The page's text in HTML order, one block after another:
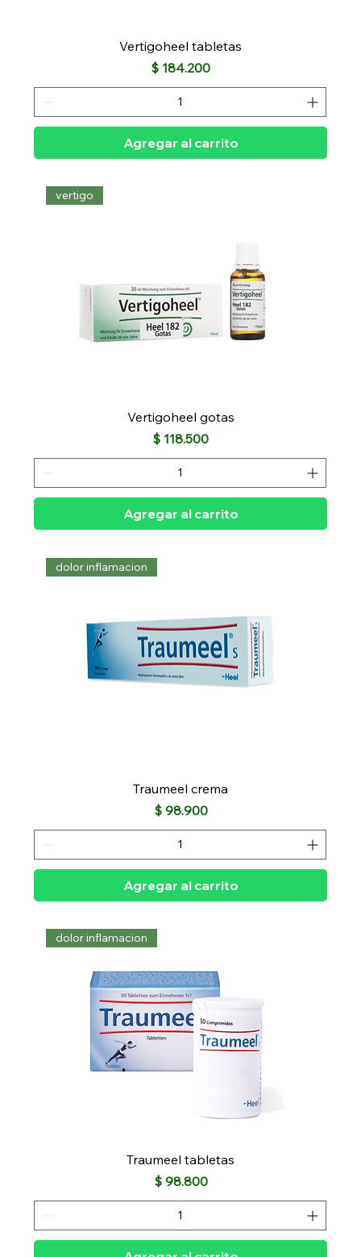
Vertigoheel tabletas
Precio
$ 184.200
Agregar al carrito
vertigo
Vertigoheel gotas
Precio
$ 118.500
Agregar al carrito
dolor inflamacion
Traumeel crema
Precio
$ 98.900
Agregar al carrito
dolor inflamacion
Traumeel tabletas
Precio
$ 98.800